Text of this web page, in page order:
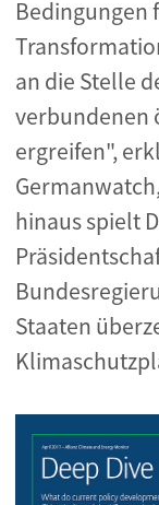
Bedingungen
an die Stelle
verbundenen
ergreifen",
hinaus spielt
Staaten